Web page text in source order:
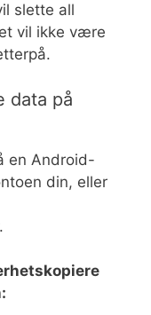
slette all
vil ikke være
data på
en Android-
din, eller